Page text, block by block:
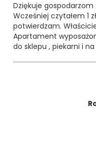
Dziękuje
Wcześniej czytałem 1
potwierdzam.
Apartament
do sklepu , piekarni i